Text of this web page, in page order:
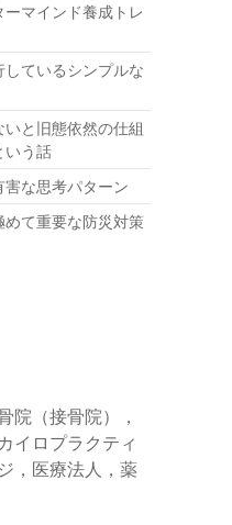
マインド養成トレ
ているシンプルな
と旧態依然の仕組
いう話
な思考パターン
て重要な防災対策
院（接骨院），
イロプラクティ
，医療法人，薬